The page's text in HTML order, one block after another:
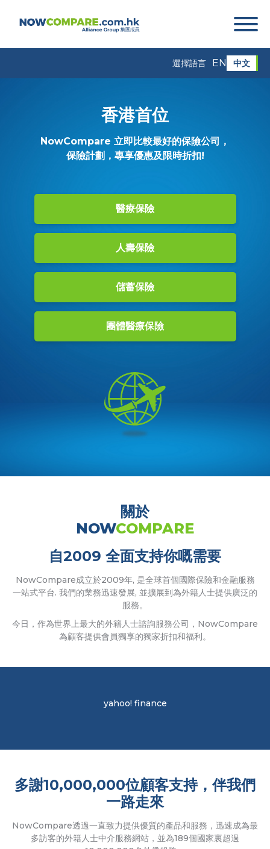
選擇語言 EN 中文
香港首位
NowCompare 立即比較最好的保險公司，
保險計劃，專享優惠及限時折扣!
醫療保險
人壽保險
儲蓄保險
團體醫療保險
關於​​​​​​​
NOWCOMPARE
自2009 全面支持你嘅需要
NowCompare成立於2009年, 是全球首個國際保險和金融服務
一站式平台. 我們的業務迅速發展, 並擴展到為外籍人士提供廣泛的
服務。
今日，作為世界上最大的外籍人士諮詢服務公司，NowCompare
為顧客提供會員獨享的獨家折扣和福利。
yahoo! finance
多謝10,000,000位顧客支持，伴我們
一路走來
NowCompare透過一直致力提供優質的產品和服務，迅速成為最
多訪客的外籍人士中介服務網站，並為189個國家裏超過